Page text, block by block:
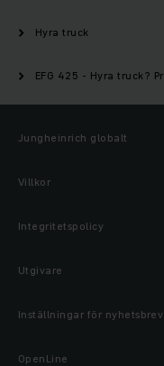
Hyra truck
Jungheinrich globalt
Villkor
Integritetspolicy
Utgivare
Inställningar för nyhetsbrev
OpenLine